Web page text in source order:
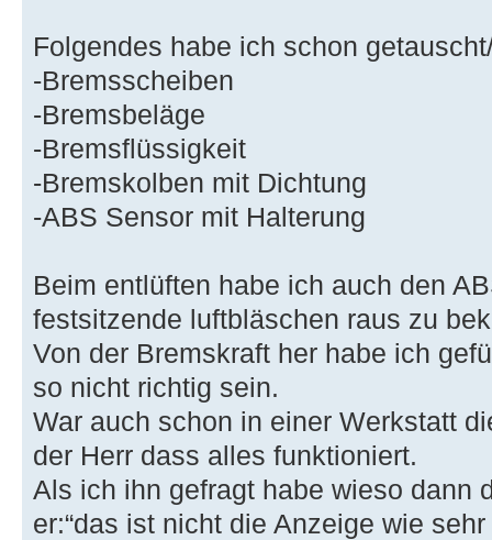
Folgendes habe ich schon
-Bremsscheiben
-Bremsbeläge
-Bremsflüssigkeit
-Bremskolben mit Dichtung
-ABS Sensor mit Halterung
Beim entlüften habe ich auch den
festsitzende luftbläschen raus zu
Von der Bremskraft her habe ich
so nicht richtig sein.
War auch schon in einer Werkstatt
der Herr dass alles funktioniert.
Als ich ihn gefragt habe wieso dann
er:“das ist nicht die Anzeige wie